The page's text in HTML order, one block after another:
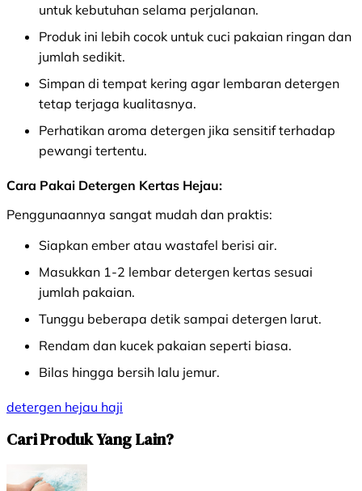
untuk kebutuhan selama perjalanan.
Produk ini lebih cocok untuk cuci pakaian ringan dan
jumlah sedikit.
Simpan di tempat kering agar lembaran detergen
tetap terjaga kualitasnya.
Perhatikan aroma detergen jika sensitif terhadap
pewangi tertentu.
Cara Pakai Detergen Kertas Hejau:
Penggunaannya sangat mudah dan praktis:
Siapkan ember atau wastafel berisi air.
Masukkan 1-2 lembar detergen kertas sesuai
jumlah pakaian.
Tunggu beberapa detik sampai detergen larut.
Rendam dan kucek pakaian seperti biasa.
Bilas hingga bersih lalu jemur.
detergen hejau haji
Cari Produk Yang Lain?